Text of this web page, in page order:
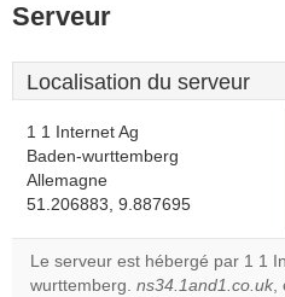
Serveur
Localisation du serveur
1 1 Internet Ag
Baden-wurttemberg
Allemagne
51.206883, 9.887695
Le serveur est hébergé par 1 1
wurttemberg. ns34.1and1.co.uk,